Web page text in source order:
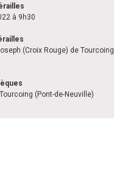
à 9h30
(Croix Rouge) de Tourcoing
(Pont-de-Neuville)